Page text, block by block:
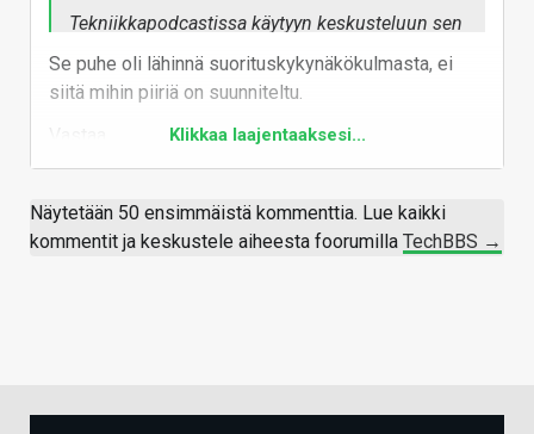
Tekniikkapodcastissa käytyyn keskusteluun sen
verran, että Mediatek painotti piirin tulevan
pelkästään Chromebookeihin, ei Windows-
kannettaviin. Mulla on sellainen käsitys, ettei
Armin näytönohjaimille olisi Windows-ajureita,
mikä lienee perimmäinen syy ja selittäävuotoja
Se puhe oli lähinnä suorituskykynäkökulmasta, ei
siitä mihin piiriä on suunniteltu.
Klikkaa laajentaaksesi...
Näytetään 50 ensimmäistä kommenttia. Lue kaikki
kommentit ja keskustele aiheesta foorumilla TechBBS →